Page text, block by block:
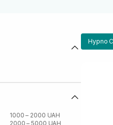
1000 – 2000 UAH
2000 – 5000 UAH
Hypno